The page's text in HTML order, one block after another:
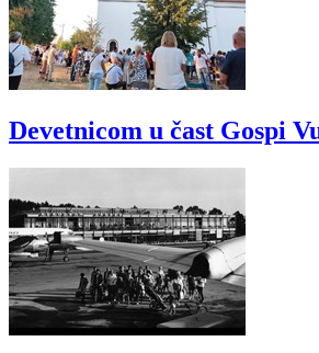
Devetnicom u čast Gospi